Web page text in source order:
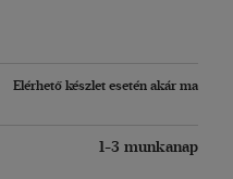
Elérhető készlet esetén akár ma
1-3 munkanap